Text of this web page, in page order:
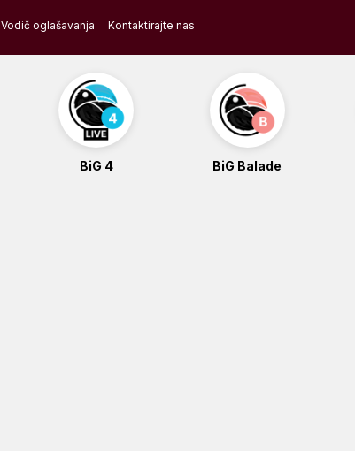
Vodič oglašavanja Kontaktirajte nas
BiG 4 BiG Balade